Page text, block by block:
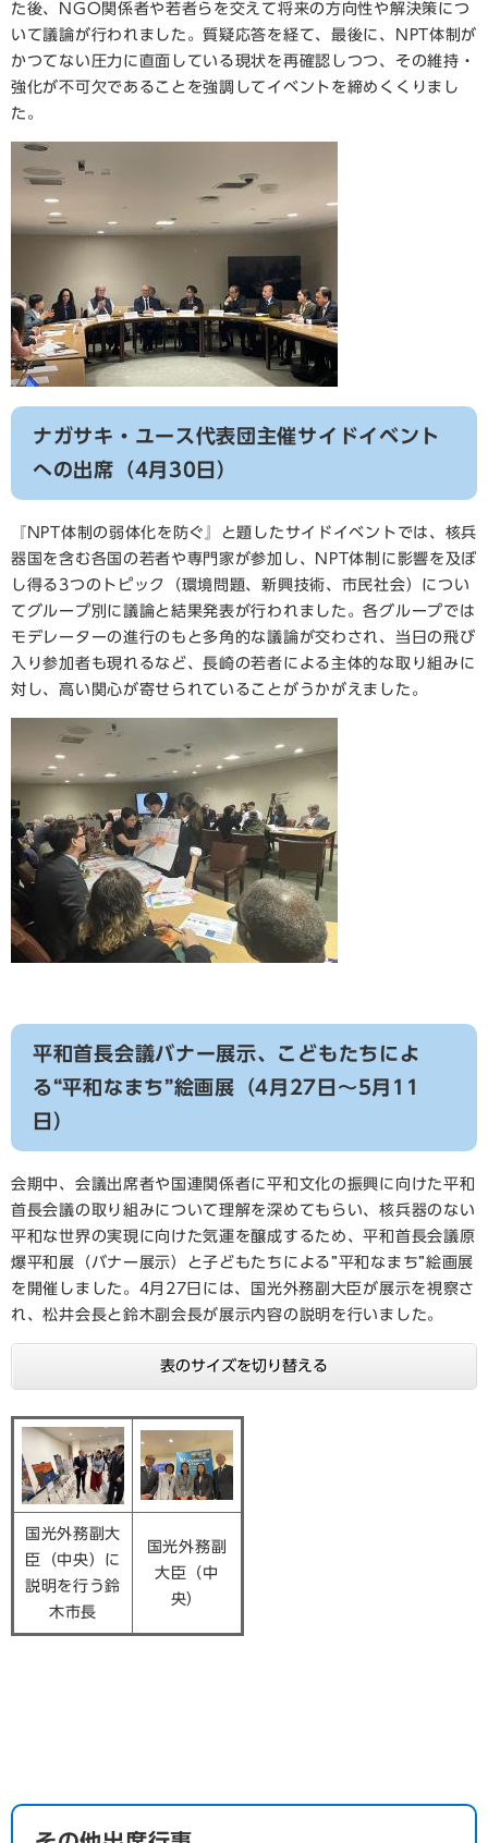
た後、NGO関係者や若者らを交えて将来の方向性や解決策につ
いて議論が行われました。質疑応答を経て、最後に、NPT体制が
かつてない圧力に直面している現状を再確認しつつ、その維持・
強化が不可欠であることを強調してイベントを締めくくりまし
た。
ナガサキ・ユース代表団主催サイドイベント
への出席（4月30日）
​『NPT体制の弱体化を防ぐ』と題したサイドイベントでは、核兵
器国を含む各国の若者や専門家が参加し、NPT体制に影響を及ぼ
し得る3つのトピック（環境問題、新興技術、市民社会）につい
てグループ別に議論と結果発表が行われました。各グループでは
モデレーターの進行のもと多角的な議論が交わされ、当日の飛び
入り参加者も現れるなど、長崎の若者による主体的な取り組みに
対し、高い関心が寄せられていることがうかがえました。
平和首長会議バナー展示、こどもたちによ
る“平和なまち”絵画展（4月27日～5月11
日）
会期中、会議出席者や国連関係者に平和文化の振興に向けた平和
首長会議の取り組みについて理解を深めてもらい、核兵器のない
平和な世界の実現に向けた気運を醸成するため、平和首長会議原
爆平和展（バナー展示）と子どもたちによる”平和なまち”絵画展
を開催しました。4月27日には、国光外務副大臣が展示を視察さ
れ、松井会長と鈴木副会長が展示内容の説明を行いました。
表のサイズを切り替える
国光外務副大
臣（中央）に
説明を行う鈴
木市長
国光外務副
大臣（中
央）